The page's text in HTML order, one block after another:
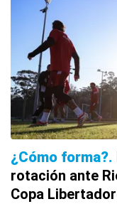
¿Cómo forma?
rotación ante
Copa